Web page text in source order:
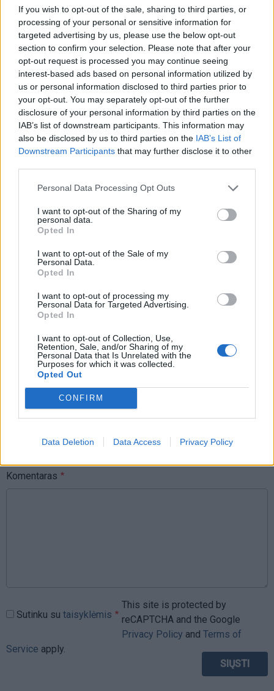
If you wish to opt-out of the sale, sharing to third parties, or
processing of your personal or sensitive information for
targeted advertising by us, please use the below opt-out
section to confirm your selection. Please note that after your
opt-out request is processed you may continue seeing
interest-based ads based on personal information utilized by
us or personal information disclosed to third parties prior to
your opt-out. You may separately opt-out of the further
disclosure of your personal information by third parties on the
IAB’s list of downstream participants. This information may
also be disclosed by us to third parties on the IAB’s List of
Downstream Participants that may further disclose it to other
Personal Data Processing Opt Outs
I want to opt-out of the Sharing of my
personal data.
Opted In
I want to opt-out of the Sale of my
Personal Data.
Opted In
I want to opt-out of processing my
Personal Data for Targeted Advertising.
Opted In
I want to opt-out of Collection, Use,
Retention, Sale, and/or Sharing of my
Personal Data that Is Unrelated with the
Purposes for which it was collected.
Opted Out
CONFIRM
Data Deletion Data Access Privacy Policy
Šiuo metu skaitomiausi
Pelių ir žiurkių baubas: kas
graužikus gąsdina labiau nei
Rekordiškai nusekęs Dunojus
atidengė II pasaulinio karo laikų
radinius
Kam reikalingas trečiasis skalbimo
mašinos skyrelis: daugelis jį
Raktažodžiai atradimai
Komentarai
Rašyti komentarą
Jūsų vardas
Komentaras
Sutinku su taisyklėmis
This site is protected by
reCAPTCHA and the Google
Privacy Policy and Terms of
Service apply.